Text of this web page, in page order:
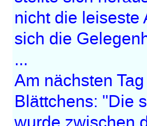
nicht die leiseste
sich die
...
Am nächsten
Blättchens: "Die